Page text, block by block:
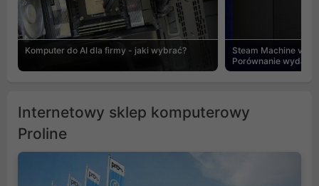
Komputer do AI dla firmy - jaki wybrać?
Steam Machine vs
Porównanie
Internetowy sklep komputerowy
Proline